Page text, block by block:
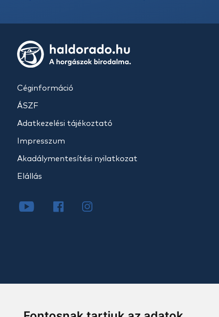
Céginformáció
ÁSZF
Adatkezelési tájékoztató
Impresszum
Akadálymentesítési nyilatkozat
Elállás